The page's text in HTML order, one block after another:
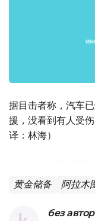
据目击者称，汽车
援，没看到有人受
译：林海）
黄金储备 阿拉木
без